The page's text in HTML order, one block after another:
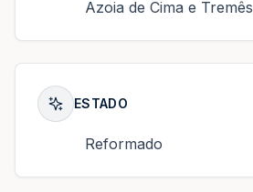
Azoia de Cima e Tremês
ESTADO
Reformado